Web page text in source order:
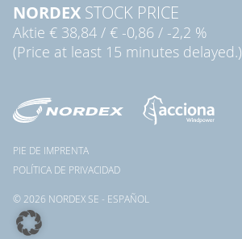
NORDEX STOCK PRICE
Aktie € 38,84 / € -0,86 / -2,2 %
(Price at least 15 minutes delayed.)
© 2026 NORDEX SE - ESPAÑOL
PIE DE IMPRENTA
POLÍTICA DE PRIVACIDAD